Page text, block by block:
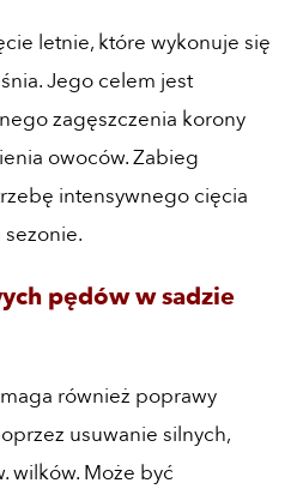
letnie, które wykonuje się
Jego celem jest
zagęszczenia korony
owoców. Zabieg
intensywnego cięcia
pędów w sadzie
również poprawy
usuwanie silnych,
wilków. Może być